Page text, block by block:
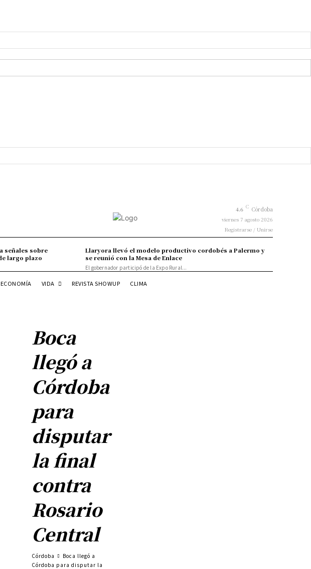
4.6 C Córdoba
viernes 7 agosto 2026
Registrarse / Unirse
señales sobre
largo plazo
Llaryora llevó el modelo productivo cordobés a Palermo y
se reunió con la Mesa de Enlace
El gobernador participó de la Expo Rural...
VIDA REVISTA SHOWUP CLIMA
Boca
llegó a
Córdoba
para
disputar
la final
contra
Rosario
Central
Córdoba
Boca llegó a
Córdoba para disputar la